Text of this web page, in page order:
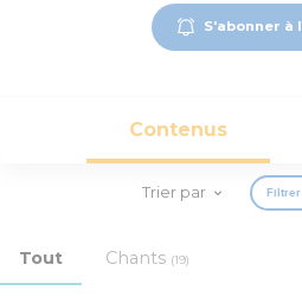
S'abonner à
Contenus
Trier par Filtrer
Tout Chants (19)